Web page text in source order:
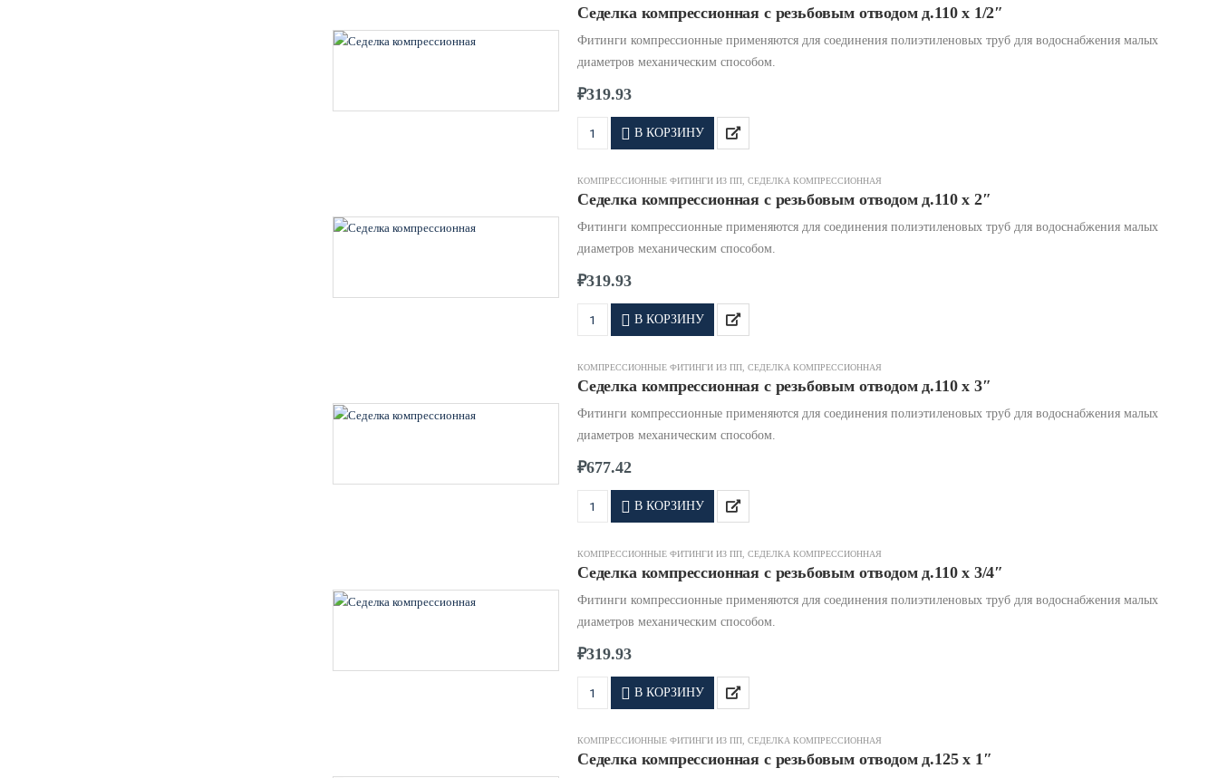
Седелка компрессионная с резьбовым отводом д.110 х 1/2″
Фитинги компрессионные применяются для соединения полиэтиленовых труб для водоснабжения малых
диаметров механическим способом.
₽319.93
В КОРЗИНУ
КОМПРЕССИОННЫЕ ФИТИНГИ ИЗ ПП СЕДЕЛКА КОМПРЕССИОННАЯ
Седелка компрессионная с резьбовым отводом д.110 х 2″
Фитинги компрессионные применяются для соединения полиэтиленовых труб для водоснабжения малых
диаметров механическим способом.
₽319.93
В КОРЗИНУ
КОМПРЕССИОННЫЕ ФИТИНГИ ИЗ ПП СЕДЕЛКА КОМПРЕССИОННАЯ
Седелка компрессионная с резьбовым отводом д.110 х 3″
Фитинги компрессионные применяются для соединения полиэтиленовых труб для водоснабжения малых
диаметров механическим способом.
₽677.42
В КОРЗИНУ
КОМПРЕССИОННЫЕ ФИТИНГИ ИЗ ПП СЕДЕЛКА КОМПРЕССИОННАЯ
Седелка компрессионная с резьбовым отводом д.110 х 3/4″
Фитинги компрессионные применяются для соединения полиэтиленовых труб для водоснабжения малых
диаметров механическим способом.
₽319.93
В КОРЗИНУ
КОМПРЕССИОННЫЕ ФИТИНГИ ИЗ ПП, СЕДЕЛКА КОМПРЕССИОННАЯ
Седелка компрессионная с резьбовым отводом д.125 х 1″